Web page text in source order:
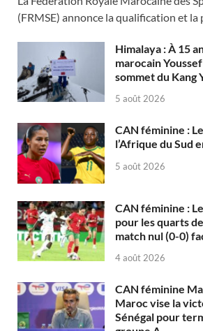
(FRMSE) annonce la qualification et la
Himalaya : À 15
marocain
sommet du Kang
5 août 2026
CAN féminine :
l’Afrique du Sud
5 août 2026
CAN féminine :
pour les quarts
match nul (0-0)
4 août 2026
CAN féminine
Maroc vise la
Sénégal pour